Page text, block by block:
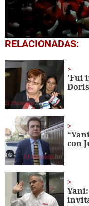
0
seconds
minute,
seconds
RELACIONADAS:
'Fui
con